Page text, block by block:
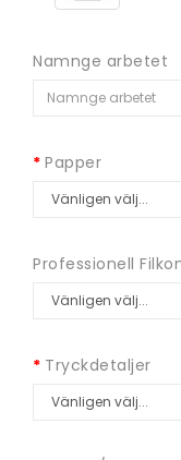
Namnge arbetet
Papper
Professionell
Tryckdetaljer